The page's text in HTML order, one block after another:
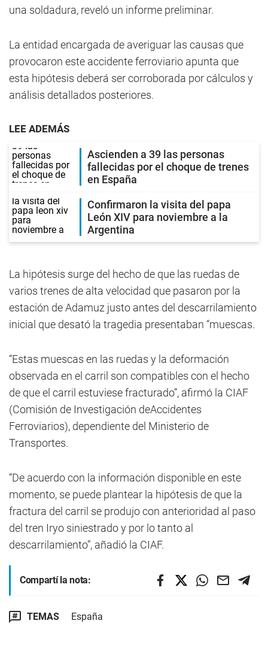
una soldadura, reveló un informe preliminar.
La entidad encargada de averiguar las causas que
provocaron este accidente ferroviario apunta que
esta hipótesis deberá ser corroborada por cálculos y
análisis detallados posteriores.
LEE ADEMÁS
Ascienden a 39 las personas
fallecidas por el choque de trenes
en España
Confirmaron la visita del papa
León XIV para noviembre a la
Argentina
La hipótesis surge del hecho de que las ruedas de
varios trenes de alta velocidad que pasaron por la
estación de Adamuz justo antes del descarrilamiento
inicial que desató la tragedia presentaban “muescas.
“Estas muescas en las ruedas y la deformación
observada en el carril son compatibles con el hecho
de que el carril estuviese fracturado”, afirmó la CIAF
(Comisión de Investigación deAccidentes
Ferroviarios), dependiente del Ministerio de
Transportes.
“De acuerdo con la información disponible en este
momento, se puede plantear la hipótesis de que la
fractura del carril se produjo con anterioridad al paso
del tren Iryo siniestrado y por lo tanto al
descarrilamiento”, añadió la CIAF.
Compartí la nota:
TEMAS España